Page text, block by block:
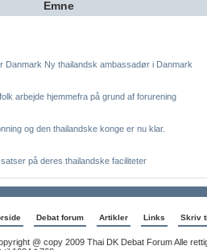
Emne
Danmark Ny thailandsk ambassadør i Danmark
arbejde hjemmefra på grund af forurening
og den thailandske konge er nu klar.
på deres thailandske faciliteter
Debat forum Artikler Links Skriv
@ copy 2009 Thai DK Debat Forum Alle